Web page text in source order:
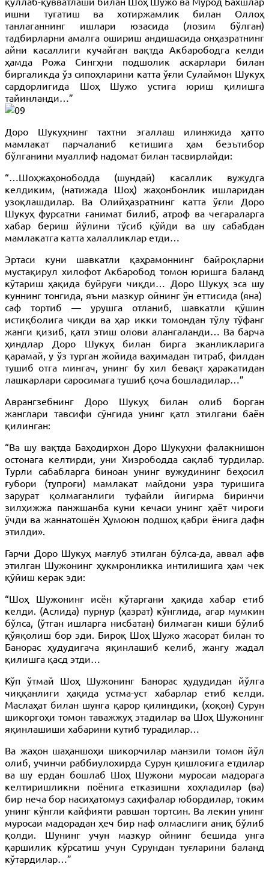
ишни тугатиш ва хотиржамлик билан Оллоҳ
танлаганнинг ишлари юзасида (лозим бўлган)
тадбирларни амалга ошириш андишасида онҳазратнинг
айни касаллиги кучайган вақтда Акбарободга келди
ҳамда Рожа Сингҳни подшолик аскарлари билан
биргаликда ўз сипоҳларини катта ўғли Сулаймон Шукуҳ
сардорлигида Шоҳ Шужо устига юриш қилишга
тайинланди…”
Доро Шукуҳнинг тахтни эгаллаш илинжида ҳатто
мамлакат парчаланиб кетишига ҳам беэътибор
бўлганини муаллиф надомат билан тасвирлайди:
“…Шоҳжаҳонободда (шундай) касаллик вужудга
келдиким, (натижада Шоҳ) жаҳонбонлик ишларидан
узоқлашдилар. Ва Олийҳазратнинг катта ўғли Доро
Шукуҳ фурсатни ғанимат билиб, атроф ва чегараларга
хабар бериш йўлини тўсиб қўйди ва шу сабабдан
мамлакатга катта халалликлар етди…
Эртаси куни шавкатли қаҳрамоннинг байроқларни
мустақирул хилофот Акбаробод томон юришга баланд
кўтариш ҳақида буйруғи чиқди… Доро Шукуҳ эса шу
куннинг тонгида, яъни мазкур ойнинг ўн еттисида (яна)
саф тортиб — урушга отланиб, шавкатли қўшин
истиқболига чиқди ва ҳар икки томондан тўлу тўфанг
жанги қизиб, қатл этиш олови алангаланди… Ва барча
ҳиндлар Доро Шукуҳ билан бирга эканликларига
қарамай, у ўз турган жойида ваҳимадан титраб, филдан
тушиб отга мингач, унинг бу хил бевақт ҳаракатидан
лашкарлари саросимага тушиб қоча бошладилар…”
Аврангзебнинг Доро Шукуҳ билан олиб борган
жанглари тавсифи сўнгида унинг қатл этилгани баён
қилинган:
“Ва шу вақтда Баҳодирхон Доро Шукуҳни фалакнишон
остонага келтирди, уни Хизрободда сақлаб турдилар.
Турли сабабларга биноан унинг вужудининг беҳосил
ғубори (тупроғи) мамлакат майдони узра туришига
зарурат қолмаганлиги туфайли йигирма биринчи
зилҳижжа панжшанба куни кечаси унинг ҳаёт чироғи
ўчди ва жаннатошён Ҳумоюн подшоҳ қабри ёнига дафн
этилди».
Гарчи Доро Шукуҳ мағлуб этилган бўлса-да, аввал афв
этилган Шужонинг ҳукмронликка интилишига ҳам чек
қўйиш керак эди:
“Шоҳ Шужонинг исён кўтаргани ҳақида хабар етиб
келди. (Аслида) пурнур (ҳазрат) кўнглида, агар мумкин
бўлса, (ўтган ишларга нисбатан) билмаган киши бўлиб
қўяқолиш бор эди. Бироқ Шоҳ Шужо жасорат билан то
Банорас ҳудудигача яқинлашиб келиб, жангу жадал
қилишга қасд этди…
Кўп ўтмай Шоҳ Шужонинг Банорас ҳудудидан йўлга
чиққанлиги ҳақида устма-уст хабарлар етиб келди.
Маслаҳат билан шунга қарор қилиндики, (хоқон) Сурун
шикоргоҳи томон таважжуҳ этадилар ва Шоҳ Шужонинг
яқинлашиши хабарини кутиб турадилар…
Ва жаҳон шаҳаншоҳи шикорчилар манзили томон йўл
олиб, учинчи раббиулохирда Сурун қишлоғига етдилар
ва шу ердан бошлаб Шоҳ Шужони муросаи мадорага
келтиришликни поёнига етказишни хоҳладилар (ва)
бир неча бор насиҳатомуз саҳифалар юбордилар, токим
унинг кўнгли кайфияти равшан тортсин. Ва лекин унинг
муросаи мадорадан ҳеч бир наф олмаслиги аниқ бўлиб
қолди. Шунинг учун мазкур ойнинг бешида унга
қаршилик кўрсатиш учун Сурундан туғларини баланд
кўтардилар…”